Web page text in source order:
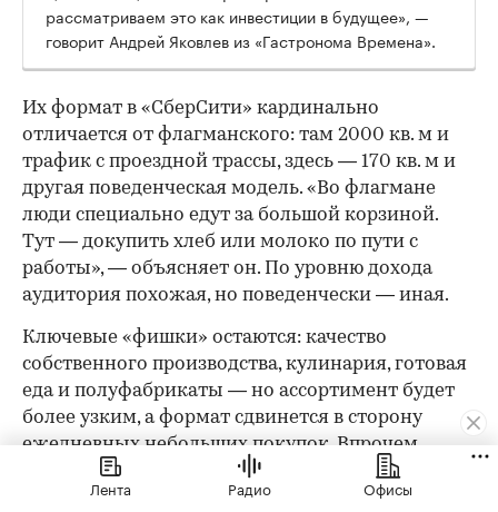
рассматриваем это как инвестиции в будущее», —
говорит Андрей Яковлев из «Гастронома Времена».
Их формат в «СберСити» кардинально
отличается от флагманского: там 2000 кв. м и
трафик с проездной трассы, здесь — 170 кв. м и
другая поведенческая модель. «Во флагмане
люди специально едут за большой корзиной.
Тут — докупить хлеб или молоко по пути с
работы», — объясняет он. По уровню дохода
аудитория похожая, но поведенчески — иная.
Ключевые «фишки» остаются: качество
собственного производства, кулинария, готовая
еда и полуфабрикаты — но ассортимент будет
более узким, а формат сдвинется в сторону
ежедневных небольших покупок. Впрочем,
малым форматом история не ограничивается: в
составе офисного кластера «СберСити» команда
Лента Радио Офисы